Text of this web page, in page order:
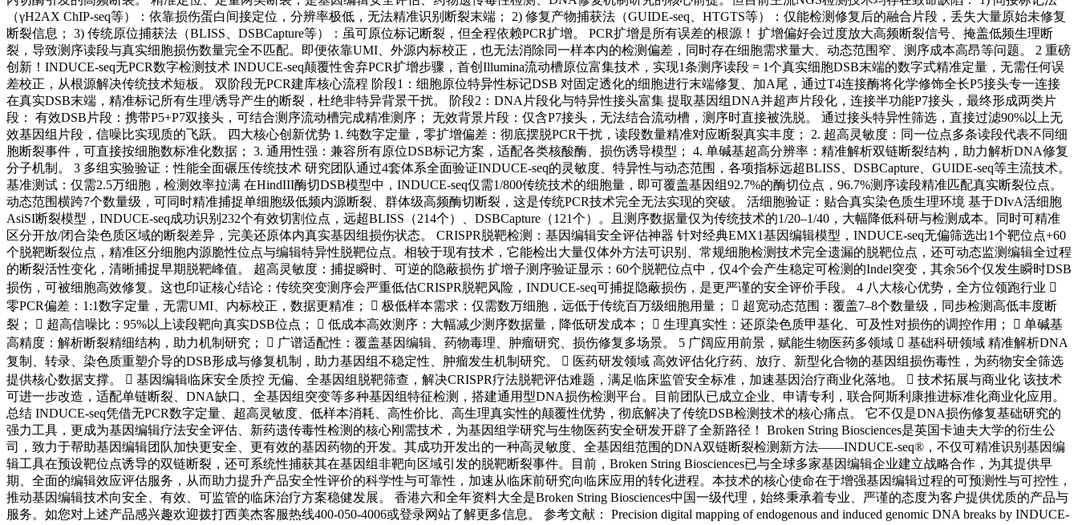
（γH2AX ChIP-seq等）：依靠损伤蛋白间接定位，分辨率极低，无法精准识别断裂末端； 2) 修复产物捕获法（GUIDE-seq、HTGTS等）：仅能检测修复后的融合片段，丢失大量原始未修复
断裂信息； 3) 传统原位捕获法（BLISS、DSBCapture等）：虽可原位标记断裂，但全程依赖PCR扩增。 PCR扩增是所有误差的根源！ 扩增偏好会过度放大高频断裂信号、掩盖低频生理断
裂，导致测序读段与真实细胞损伤数量完全不匹配。即便依靠UMI、外源内标校正，也无法消除同一样本内的检测偏差，同时存在细胞需求量大、动态范围窄、测序成本高昂等问题。 2 重磅
创新！INDUCE-seq无PCR数字检测技术 INDUCE-seq颠覆性舍弃PCR扩增步骤，首创Illumina流动槽原位富集技术，实现1条测序读段 = 1个真实细胞DSB末端的数字式精准定量，无需任何误
差校正，从根源解决传统技术短板。 双阶段无PCR建库核心流程 阶段1：细胞原位特异性标记DSB 对固定透化的细胞进行末端修复、加A尾，通过T4连接酶将化学修饰全长P5接头专一连接
在真实DSB末端，精准标记所有生理/诱导产生的断裂，杜绝非特异背景干扰。 阶段2：DNA片段化与特异性接头富集 提取基因组DNA并超声片段化，连接半功能P7接头，最终形成两类片
段： 有效DSB片段：携带P5+P7双接头，可结合测序流动槽完成精准测序； 无效背景片段：仅含P7接头，无法结合流动槽，测序时直接被洗脱。 通过接头特异性筛选，直接过滤90%以上无
效基因组片段，信噪比实现质的飞跃。 四大核心创新优势 1. 纯数字定量，零扩增偏差：彻底摆脱PCR干扰，读段数量精准对应断裂真实丰度； 2. 超高灵敏度：同一位点多条读段代表不同细
胞断裂事件，可直接按细胞数标准化数据； 3. 通用性强：兼容所有原位DSB标记方案，适配各类核酸酶、损伤诱导模型； 4. 单碱基超高分辨率：精准解析双链断裂结构，助力解析DNA修复
分子机制。 3 多组实验验证：性能全面碾压传统技术 研究团队通过4套体系全面验证INDUCE-seq的灵敏度、特异性与动态范围，各项指标远超BLISS、DSBCapture、GUIDE-seq等主流技术。
基准测试：仅需2.5万细胞，检测效率拉满 在HindIII酶切DSB模型中，INDUCE-seq仅需1/800传统技术的细胞量，即可覆盖基因组92.7%的酶切位点，96.7%测序读段精准匹配真实断裂位点。
动态范围横跨7个数量级，可同时精准捕捉单细胞级低频内源断裂、群体级高频酶切断裂，这是传统PCR技术完全无法实现的突破。 活细胞验证：贴合真实染色质生理环境 基于DIvA活细胞
AsiSI断裂模型，INDUCE-seq成功识别232个有效切割位点，远超BLISS（214个）、DSBCapture（121个）。且测序数据量仅为传统技术的1/20–1/40，大幅降低科研与检测成本。同时可精准
区分开放/闭合染色质区域的断裂差异，完美还原体内真实基因组损伤状态。 CRISPR脱靶检测：基因编辑安全评估神器 针对经典EMX1基因编辑模型，INDUCE-seq无偏筛选出1个靶位点+60
个脱靶断裂位点，精准区分细胞内源脆性位点与编辑特异性脱靶位点。相较于现有技术，它能检出大量仅体外方法可识别、常规细胞检测技术完全遗漏的脱靶位点，还可动态监测编辑全过程
的断裂活性变化，清晰捕捉早期脱靶峰值。 超高灵敏度：捕捉瞬时、可逆的隐蔽损伤 扩增子测序验证显示：60个脱靶位点中，仅4个会产生稳定可检测的Indel突变，其余56个仅发生瞬时DSB
损伤，可被细胞高效修复。这也印证核心结论：传统突变测序会严重低估CRISPR脱靶风险，INDUCE-seq可捕捉隐蔽损伤，是更严谨的安全评价手段。 4 八大核心优势，全方位领跑行业 
零PCR偏差：1:1数字定量，无需UMI、内标校正，数据更精准；  极低样本需求：仅需数万细胞，远低于传统百万级细胞用量；  超宽动态范围：覆盖7–8个数量级，同步检测高低丰度断
裂；  超高信噪比：95%以上读段靶向真实DSB位点；  低成本高效测序：大幅减少测序数据量，降低研发成本；  生理真实性：还原染色质甲基化、可及性对损伤的调控作用；  单碱基
高精度：解析断裂精细结构，助力机制研究；  广谱适配性：覆盖基因编辑、药物毒理、肿瘤研究、损伤修复多场景。 5 广阔应用前景，赋能生物医药多领域  基础科研领域 精准解析DNA
复制、转录、染色质重塑介导的DSB形成与修复机制，助力基因组不稳定性、肿瘤发生机制研究。  医药研发领域 高效评估化疗药、放疗、新型化合物的基因组损伤毒性，为药物安全筛选
提供核心数据支撑。  基因编辑临床安全质控 无偏、全基因组脱靶筛查，解决CRISPR疗法脱靶评估难题，满足临床监管安全标准，加速基因治疗商业化落地。  技术拓展与商业化 该技术
可进一步改造，适配单链断裂、DNA缺口、全基因组突变等多种基因组特征检测，搭建通用型DNA损伤检测平台。目前团队已成立企业、申请专利，联合阿斯利康推进标准化商业化应用。
总结 INDUCE-seq凭借无PCR数字定量、超高灵敏度、低样本消耗、高性价比、高生理真实性的颠覆性优势，彻底解决了传统DSB检测技术的核心痛点。 它不仅是DNA损伤修复基础研究的
强力工具，更成为基因编辑疗法安全评估、新药遗传毒性检测的核心刚需技术，为基因组学研究与生物医药安全研发开辟了全新路径！ Broken String Biosciences是英国卡迪夫大学的衍生公
司，致力于帮助基因编辑团队加快更安全、更有效的基因药物的开发。其成功开发出的一种高灵敏度、全基因组范围的DNA双链断裂检测新方法——INDUCE-seq®，不仅可精准识别基因编
辑工具在预设靶位点诱导的双链断裂，还可系统性捕获其在基因组非靶向区域引发的脱靶断裂事件。目前，Broken String Biosciences已与全球多家基因编辑企业建立战略合作，为其提供早
期、全面的编辑效应评估服务，从而助力提升产品安全性评价的科学性与可靠性，加速从临床前研究向临床应用的转化进程。本技术的核心使命在于增强基因编辑过程的可预测性与可控性，
推动基因编辑技术向安全、有效、可监管的临床治疗方案稳健发展。 香港六和全年资料大全是Broken String Biosciences中国一级代理，始终秉承着专业、严谨的态度为客户提供优质的产品与
服务。如您对上述产品感兴趣欢迎拨打西美杰客服热线400-050-4006或登录网站了解更多信息。 参考文献： Precision digital mapping of endogenous and induced genomic DNA breaks by INDUCE-